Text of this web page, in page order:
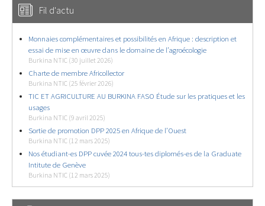
Fil d'actu
Monnaies complémentaires et possibilités en Afrique : description et
essai de mise en œuvre dans le domaine de l’agroécologie
Burkina NTIC (30 juillet 2026)
Charte de membre Africollector
Burkina NTIC (25 février 2026)
TIC ET AGRICULTURE AU BURKINA FASO Étude sur les pratiques et les
usages
Burkina NTIC (9 avril 2025)
Sortie de promotion DPP 2025 en Afrique de l’Ouest
Burkina NTIC (12 mars 2025)
Nos étudiant-es DPP cuvée 2024 tous-tes diplomés-es de la Graduate
Intitute de Genève
Burkina NTIC (12 mars 2025)